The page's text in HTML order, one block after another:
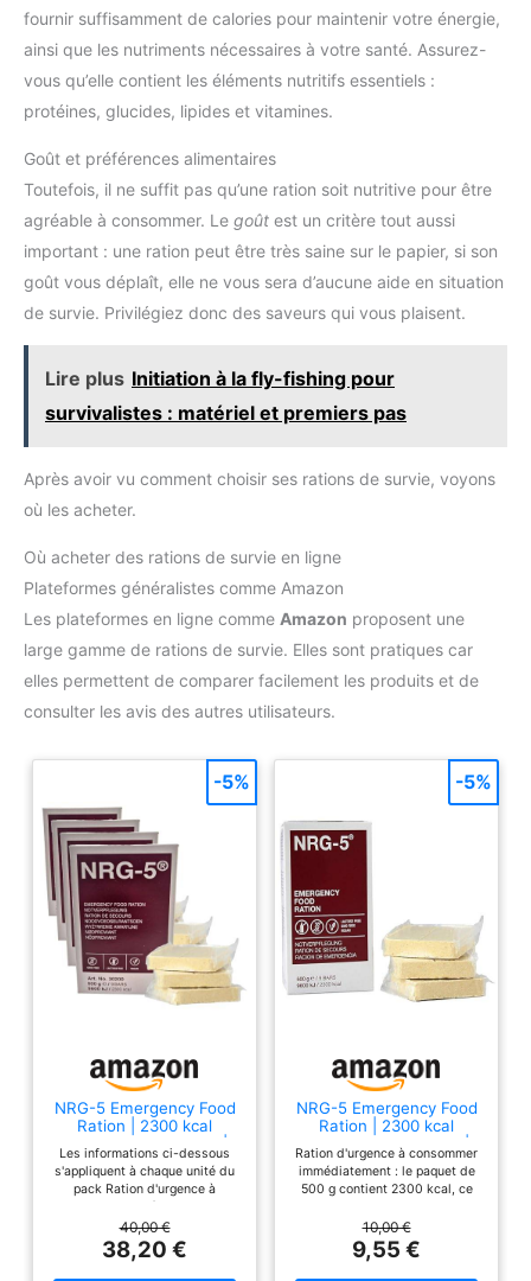
fournir suffisamment de calories pour maintenir votre énergie,
ainsi que les nutriments nécessaires à votre santé. Assurez-
vous qu’elle contient les éléments nutritifs essentiels :
protéines, glucides, lipides et vitamines.
Goût et préférences alimentaires
Toutefois, il ne suffit pas qu’une ration soit nutritive pour être
agréable à consommer. Le goût est un critère tout aussi
important : une ration peut être très saine sur le papier, si son
goût vous déplaît, elle ne vous sera d’aucune aide en situation
de survie. Privilégiez donc des saveurs qui vous plaisent.
Lire plus Initiation à la fly-fishing pour
survivalistes : matériel et premiers pas
Après avoir vu comment choisir ses rations de survie, voyons
où les acheter.
Où acheter des rations de survie en ligne
Plateformes généralistes comme Amazon
Les plateformes en ligne comme Amazon proposent une
large gamme de rations de survie. Elles sont pratiques car
elles permettent de comparer facilement les produits et de
consulter les avis des autres utilisateurs.
NRG-5 Emergency Food
Ration | 2300 kcal
Nourriture d'urgence |
Longue Conservation |
pour Le Trekking, la
randonnée, l'alpinisme et
4)
Les informations ci-dessous
s'appliquent à chaque unité du
pack Ration d'urgence à
paquet de 500 g contient 2300
kcal, ce qui couvre les besoins
énergétiques quotidiens d'un
40,00 €
38,20 €
-5%
NRG-5 Emergency Food
Ration | 2300 kcal
Nourriture d'urgence |
Longue Conservation |
pour Le Trekking, la
randonnée, l'alpinisme et
Ration d'urgence à consommer
immédiatement : le paquet de
500 g contient 2300 kcal, ce
énergétiques quotidiens d'un
adulte - idéal pour les
urgences, les aventures en plein
10,00 €
9,55 €
-5%